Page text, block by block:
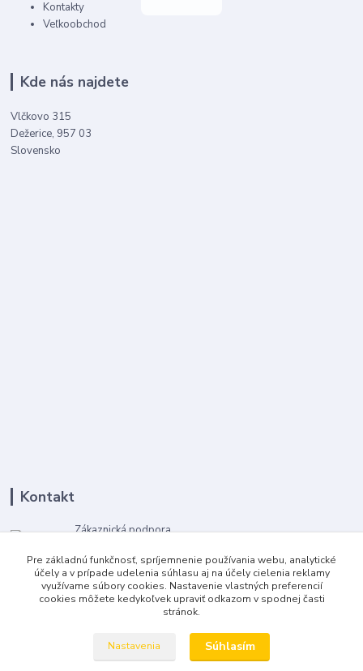
Kontakty
Veľkoobchod
Kde nás najdete
Vlčkovo 315
Dežerice, 957 03
Slovensko
Kontakt
Zákaznická podpora
po-pia, 8-16 hod
prevcely@gmail.com
Pre základnú funkčnosť, spríjemnenie používania webu, analytické
účely a v prípade udelenia súhlasu aj na účely cielenia reklamy
využívame súbory cookies. Nastavenie vlastných preferencií
cookies môžete kedykoľvek upraviť odkazom v spodnej časti
stránok.
Nastavenia Súhlasím